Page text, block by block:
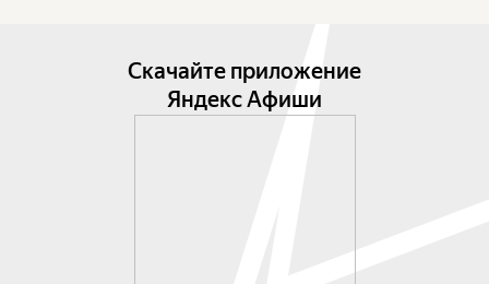
Скачайте приложение
Яндекс Афиши